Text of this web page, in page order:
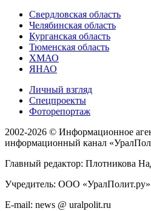
Свердловская область
Челябинская область
Курганская область
Тюменская область
ХМАО
ЯНАО
Личный взгляд
Спецпроекты
Фоторепортаж
2002-2026 © Информационное
информационный канал
Главный редактор: Плотникова
Учредитель: ООО «УралПолит.ру»
E-mail: news @ uralpolit.ru